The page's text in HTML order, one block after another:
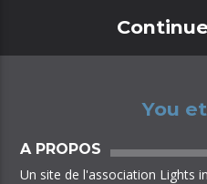
You
A PROPOS
Un site de l'association Lights